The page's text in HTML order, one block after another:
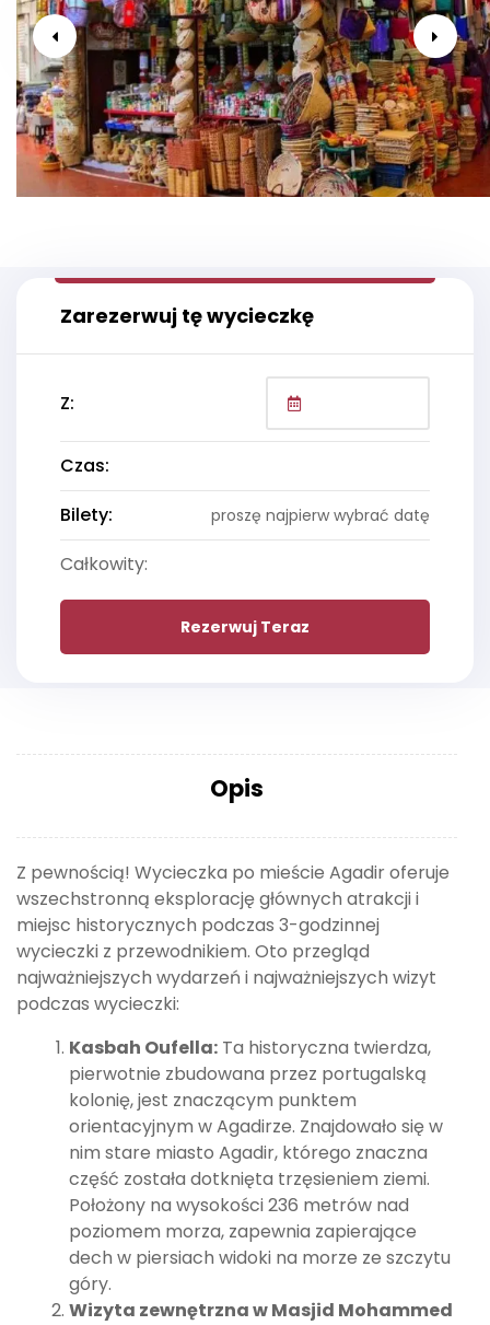
Zarezerwuj tę wycieczkę
Z:
Czas:
Bilety:
proszę najpierw wybrać datę
Całkowity:
Rezerwuj Teraz
Opis
Z pewnością! Wycieczka po mieście Agadir oferuje
wszechstronną eksplorację głównych atrakcji i
miejsc historycznych podczas 3-godzinnej
wycieczki z przewodnikiem. Oto przegląd
najważniejszych wydarzeń i najważniejszych wizyt
podczas wycieczki:
Kasbah Oufella: Ta historyczna twierdza,
pierwotnie zbudowana przez portugalską
kolonię, jest znaczącym punktem
orientacyjnym w Agadirze. Znajdowało się w
nim stare miasto Agadir, którego znaczna
część została dotknięta trzęsieniem ziemi.
Położony na wysokości 236 metrów nad
poziomem morza, zapewnia zapierające
dech w piersiach widoki na morze ze szczytu
góry.
Wizyta zewnętrzna w Masjid Mohammed